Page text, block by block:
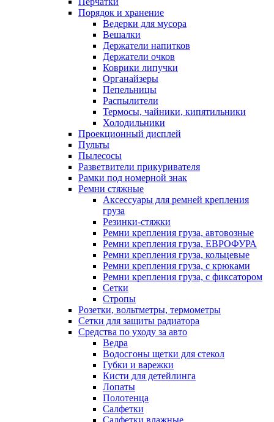
Порядок и хранение
Ведерки для мусора
Вешалки
Держатели напитков
Держатели очков
Коврики липучки
Органайзеры
Пепельницы
Распылители
Термосы, чайники, кипятильники
Холодильники
Проекционный дисплей
Пульты
Пылесосы
Разветвители прикуривателя
Рамки под номерной знак
Ремни стяжные
Аксессуары для ремней крепления
груза
Резинки-стяжки
Ремни крепления груза, автовозные
Ремни крепления груза, ЕВРОФУРА
Ремни крепления груза, кольцевые
Ремни крепления груза, с крюками
Ремни крепления груза, с фиксатором
Сетки
Стропы
Розетки, вольтметры, термометры
Сетки для защиты радиатора
Средства по уходу за авто
Ведра
Водосгоны щетки для стекол
Губки и варежки
Кисти для детейлинга
Лопаты
Полотенца
Салфетки
Салфетки влажные